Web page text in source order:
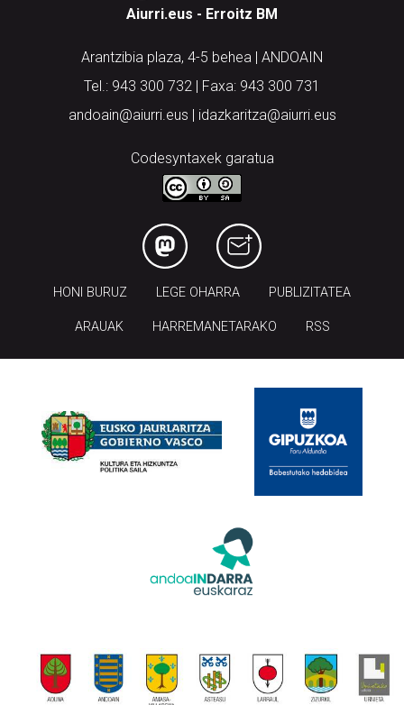
Aiurri.eus - Erroitz BM
Arantzibia plaza, 4-5 behea | ANDOAIN
Tel.: 943 300 732 | Faxa: 943 300 731
andoain@aiurri.eus | idazkaritza@aiurri.eus
Codesyntaxek garatua
HONI BURUZ LEGE OHARRA PUBLIZITATEA
ARAUAK HARREMANETARAKO RSS